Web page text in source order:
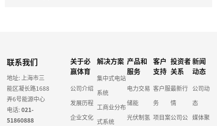
联系我们
地址: 上海市三
能区凝长路1688
弄6号能源中心
电话:021-
51860888
关于必
赢体育
公司介绍
发展历程
企业文化
解决方案
集中式电站
系统
工商业分布
式系统
产品和
服务
电力交易
储能
光伏制氢
客户
支持
客户服
务
项目案
投资者
关系
最新行
情
公司公
新闻
动态
公司动
态
媒体聚